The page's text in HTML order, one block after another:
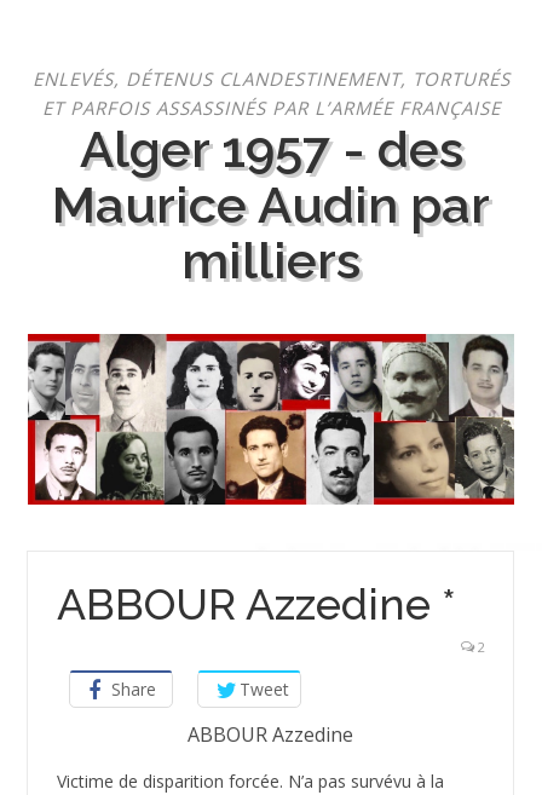
contenu
ENLEVÉS, DÉTENUS CLANDESTINEMENT, TORTURÉS
ET PARFOIS ASSASSINÉS PAR L’ARMÉE FRANÇAISE
Alger 1957 - des
Maurice Audin par
milliers
ABBOUR Azzedine *
2
Share Tweet
ABBOUR Azzedine
Victime de disparition forcée. N’a pas survévu à la